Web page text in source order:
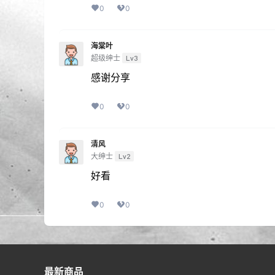
0 0
海棠叶
超级绅士 Lv3
感谢分享
0 0
清风
大绅士 Lv2
好看
0 0
最新商品